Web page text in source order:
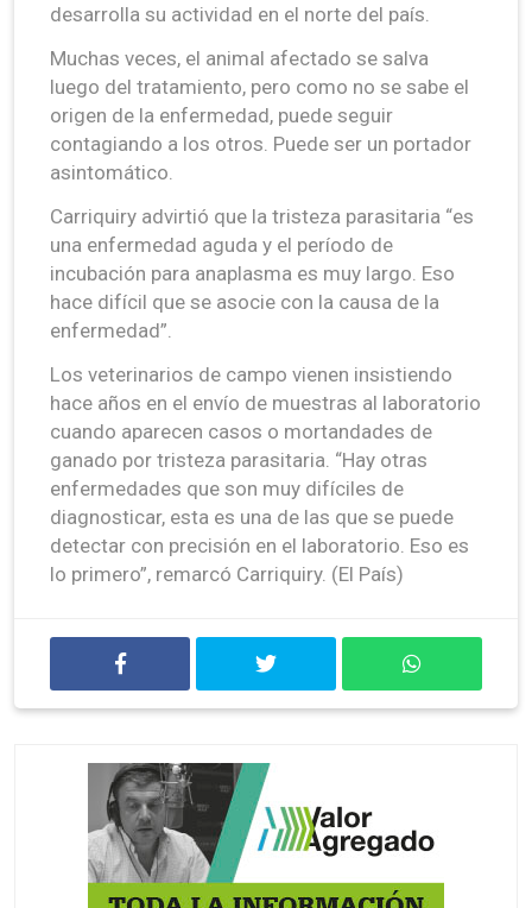
desarrolla su actividad en el norte del país.
Muchas veces, el animal afectado se salva
luego del tratamiento, pero como no se sabe el
origen de la enfermedad, puede seguir
contagiando a los otros. Puede ser un portador
asintomático.
Carriquiry advirtió que la tristeza parasitaria “es
una enfermedad aguda y el período de
incubación para anaplasma es muy largo. Eso
hace difícil que se asocie con la causa de la
enfermedad”.
Los veterinarios de campo vienen insistiendo
hace años en el envío de muestras al laboratorio
cuando aparecen casos o mortandades de
ganado por tristeza parasitaria. “Hay otras
enfermedades que son muy difíciles de
diagnosticar, esta es una de las que se puede
detectar con precisión en el laboratorio. Eso es
lo primero”, remarcó Carriquiry. (El País)